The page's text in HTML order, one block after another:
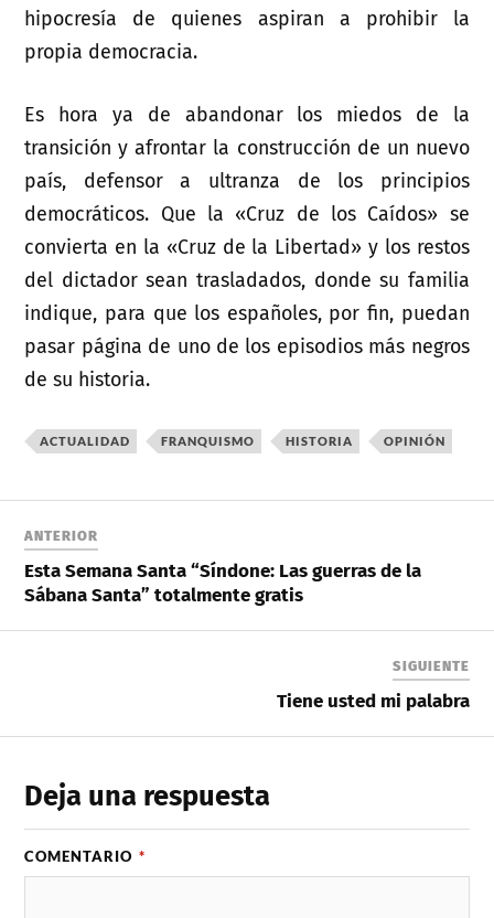
hipocresía de quienes aspiran a prohibir la
propia democracia.
Es hora ya de abandonar los miedos de la
transición y afrontar la construcción de un nuevo
país, defensor a ultranza de los principios
democráticos. Que la «Cruz de los Caídos» se
convierta en la «Cruz de la Libertad» y los restos
del dictador sean trasladados, donde su familia
indique, para que los españoles, por fin, puedan
pasar página de uno de los episodios más negros
de su historia.
ACTUALIDAD FRANQUISMO HISTORIA OPINIÓN
ANTERIOR
Esta Semana Santa “Síndone: Las guerras de la
Sábana Santa” totalmente gratis
SIGUIENTE
Tiene usted mi palabra
Deja una respuesta
COMENTARIO *